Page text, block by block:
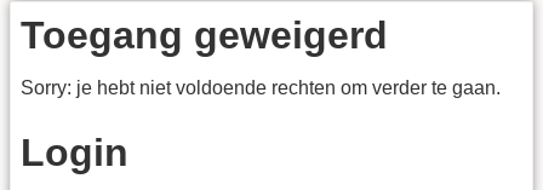
Toegang geweigerd
Sorry: je hebt niet voldoende rechten om verder te gaan.
Login